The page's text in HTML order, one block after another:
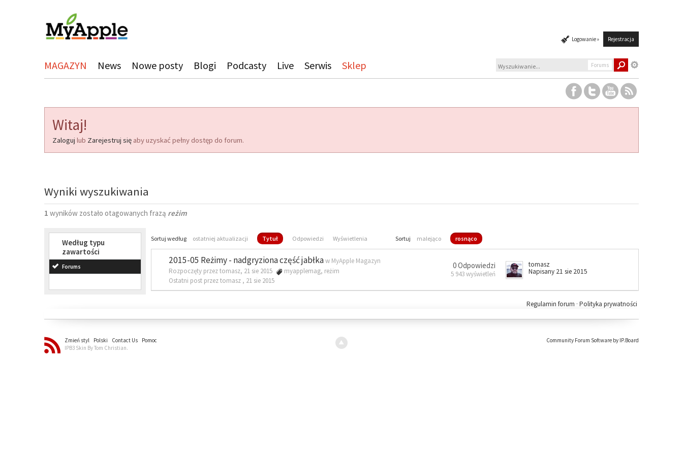
Logowanie » Rejestracja
MAGAZYN News Nowe posty Blogi Podcasty Live Serwis Sklep Forums
Witaj!
Zaloguj lub Zarejestruj się aby uzyskać pełny dostęp do forum.
Wyniki wyszukiwania
1 wyników zostało otagowanych frazą reżim
Według typu
zawartości
Forums
Sortuj według ostatniej aktualizacji Tytuł Odpowiedzi Wyświetlenia Sortuj malejąco rosnąco
2015-05 Reżimy - nadgryziona część jabłkaw MyApple Magazyn
Rozpoczęty przez tomasz, 21 sie 2015
myapplemag, reżim
Ostatni post przez tomasz , 21 sie 2015
0 Odpowiedzi
5 943 wyświetleń
tomasz
Napisany 21 sie 2015
Polityka prywatności
Regulamin forum ·
Zmień styl Polski Contact Us
Pomoc
IPB3 Skin By Tom Christian.
Community Forum Software by IP.Board